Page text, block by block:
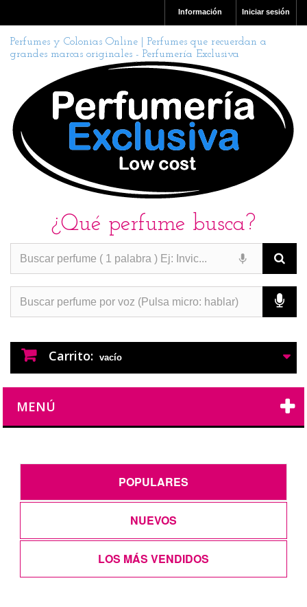
Iniciar sesión
Información
Perfumes y Colonias Online | Perfumes que recuerdan a
grandes marcas originales - Perfumería Exclusiva
¿Qué perfume busca?
Carrito: vacío
MENÚ
POPULARES
NUEVOS
LOS MÁS VENDIDOS